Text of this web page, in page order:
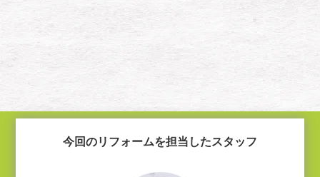
今回のリフォームを担当したスタッフ